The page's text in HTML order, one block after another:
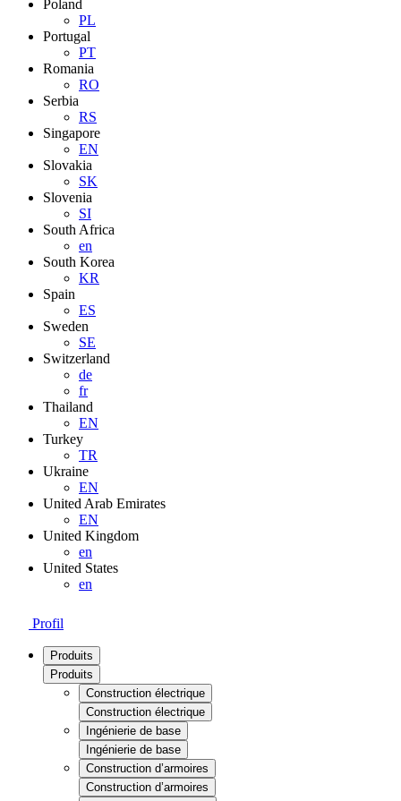
Poland
PL
Portugal
PT
Romania
RO
Serbia
RS
Singapore
EN
Slovakia
SK
Slovenia
SI
South Africa
en
South Korea
KR
Spain
ES
Sweden
SE
Switzerland
de
fr
Thailand
EN
Turkey
TR
Ukraine
EN
United Arab Emirates
EN
United Kingdom
en
United States
en
Profil
Produits
Produits
Construction électrique
Construction électrique
Ingénierie de base
Ingénierie de base
Construction d’armoires
Construction d’armoires